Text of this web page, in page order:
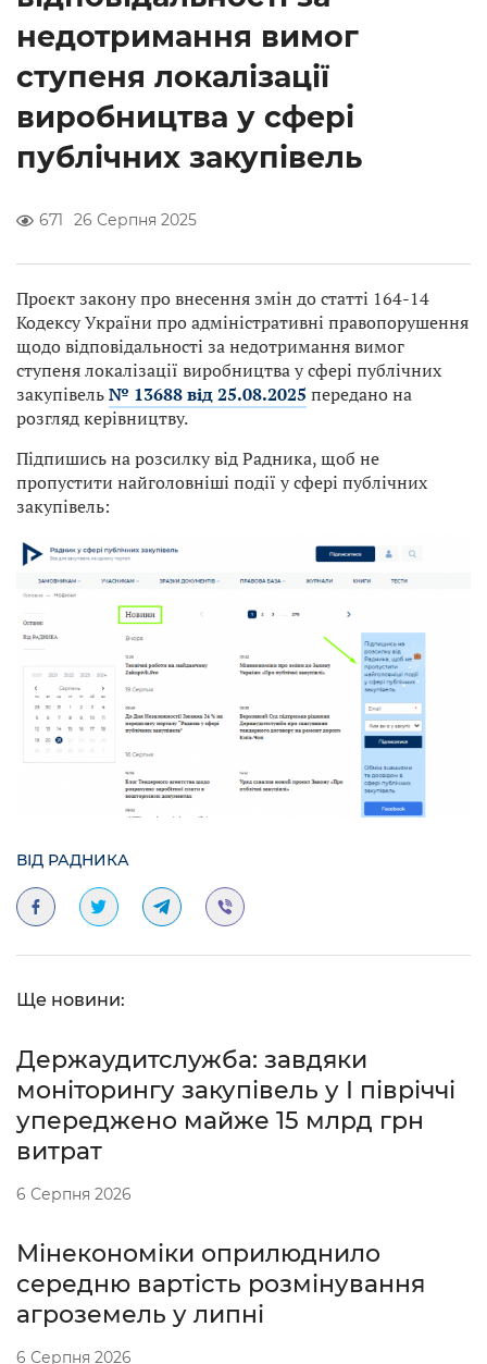
недотримання вимог
ступеня локалізації
виробництва у сфері
публічних закупівель
671 26 Серпня 2025
Проєкт закону про внесення змін до статті 164-14
Кодексу України про адміністративні правопорушення
щодо відповідальності за недотримання вимог
ступеня локалізації виробництва у сфері публічних
закупівель№ 13688 від 25.08.2025 передано на
розгляд керівництву.
Підпишись на розсилку від Радника, щоб не
пропустити найголовніші події у сфері публічних
закупівель:
ВІД РАДНИКА
Ще новини:
Держаудитслужба: завдяки
моніторингу закупівель у І півріччі
упереджено майже 15 млрд грн
витрат
6 Серпня 2026
Мінекономіки оприлюднило
середню вартість розмінування
агроземель у липні
6 Серпня 2026